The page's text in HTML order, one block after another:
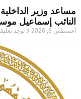
مساعد وزير
النائب إسماعيل
أغسطس 8, 2026 لا توجد